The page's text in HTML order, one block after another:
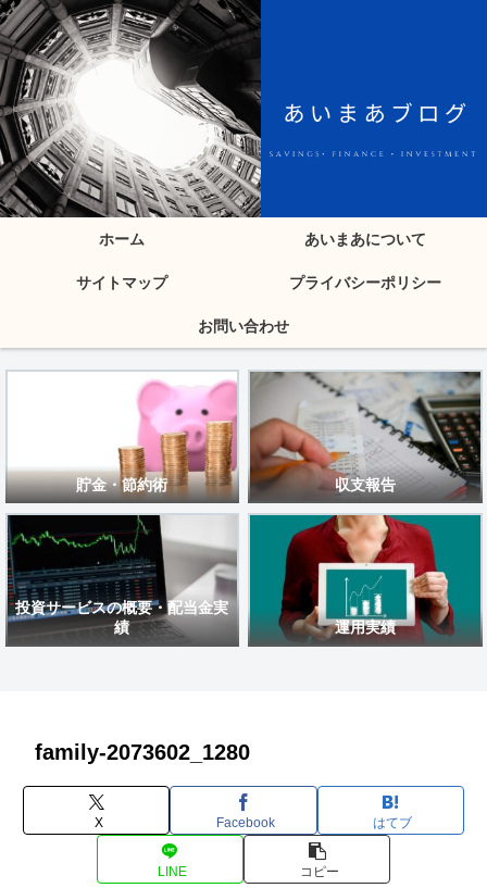
ホーム あいまあについて
サイトマップ プライバシーポリシー
お問い合わせ
貯金・節約術 収支報告
投資サービスの概要・配当金実
績
運用実績
family-2073602_1280
X Facebook はてブ
LINE コピー